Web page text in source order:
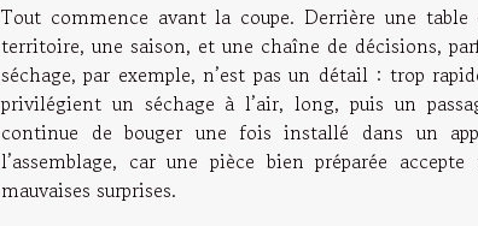
Tout commence avant la coupe. Derrière une
territoire, une saison, et une chaîne de décisions,
séchage, par exemple, n’est pas un détail : trop
privilégient un séchage à l’air, long, puis un
continue de bouger une fois installé dans un
l’assemblage, car une pièce bien préparée
mauvaises surprises.